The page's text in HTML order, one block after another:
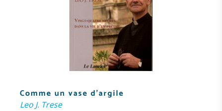
Comme un vase d’argile
Leo J. Trese